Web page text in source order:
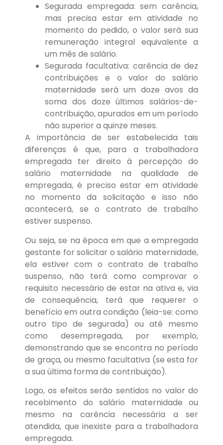
Segurada empregada: sem carência,
mas precisa estar em atividade no
momento do pedido, o valor será sua
remuneração integral equivalente a
um mês de salário.
Segurada facultativa: carência de dez
contribuições e o valor do salário
maternidade será um doze avos da
soma dos doze últimos salários-de-
contribuição, apurados em um período
não superior a quinze meses.
A importância de ser estabelecida tais
diferenças é que, para a trabalhadora
empregada ter direito à percepção do
salário maternidade na qualidade de
empregada, é preciso estar em atividade
no momento da solicitação e isso não
acontecerá, se o contrato de trabalho
estiver suspenso.
Ou seja, se na época em que a empregada
gestante for solicitar o salário maternidade,
ela estiver com o contrato de trabalho
suspenso, não terá como comprovar o
requisito necessário de estar na ativa e, via
de consequência, terá que requerer o
benefício em outra condição (leia-se: como
outro tipo de segurada) ou até mesmo
como desempregada, por exemplo,
demonstrando que se encontra no período
de graça, ou mesmo facultativa (se esta for
a sua última forma de contribuição).
Logo, os efeitos serão sentidos no valor do
recebimento do salário maternidade ou
mesmo na carência necessária a ser
atendida, que inexiste para a trabalhadora
empregada.